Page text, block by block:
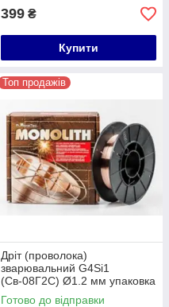
399 ₴
Купити
Топ продажів
Дріт (проволока)
зварювальний G4Si1
(Св-08Г2С) Ø1.2 мм упаковка
18 кг
Готово до відправки